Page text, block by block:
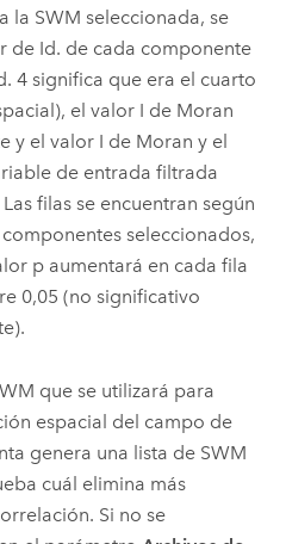
la SWM seleccionada, se
de Id. de cada componente
4 significa que era el cuarto
el valor I de Moran
y el valor I de Moran y el
de entrada filtrada
filas se encuentran según
seleccionados,
p aumentará en cada fila
0,05 (no significativo
que se utilizará para
espacial del campo de
genera una lista de SWM
cuál elimina más
Si no se